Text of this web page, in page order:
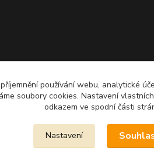
používání webu, analytické
soubory cookies. Nastavení
odkazem ve spodní části
Nastavení